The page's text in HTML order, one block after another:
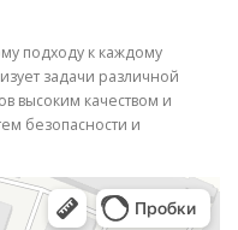
подходу к каждому
задачи различной
высоким качеством и
безопасности и